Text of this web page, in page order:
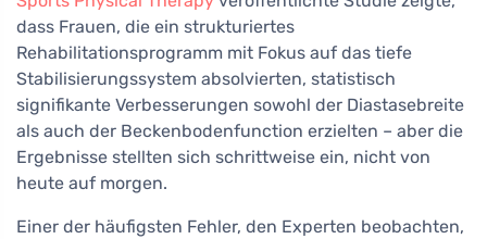
dass Frauen, die ein strukturiertes
Rehabilitationsprogramm mit Fokus auf das tiefe
Stabilisierungssystem absolvierten, statistisch
signifikante Verbesserungen sowohl der Diastasebreite
als auch der Beckenbodenfunction erzielten – aber die
Ergebnisse stellten sich schrittweise ein, nicht von
heute auf morgen.
Einer der häufigsten Fehler, den Experten beobachten,